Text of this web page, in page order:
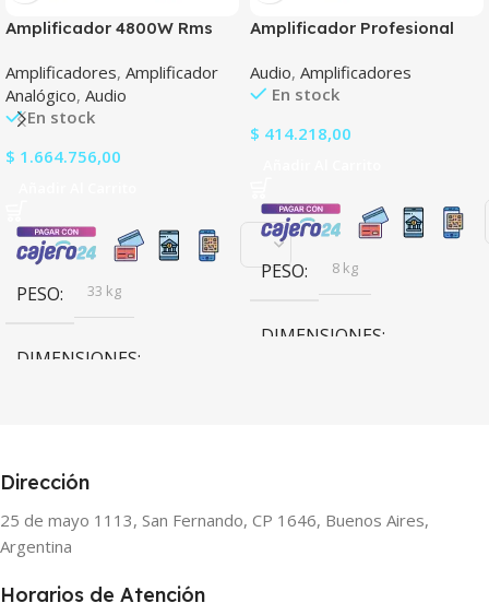
Amplificador 4800W Rms
Amplificadores, Amplificador
Analógico, Audio
En stock
$ 1.664.756,00
PESO 33 kg
DIMENSIONES
Amplificador Profesional
Audio, Amplificadores
En stock
$ 414.218,00
PESO 8 kg
DIMENSIONES
Dirección
25 de mayo 1113, San Fernando, CP 1646, Buenos Aires,
Argentina
Horarios de Atención